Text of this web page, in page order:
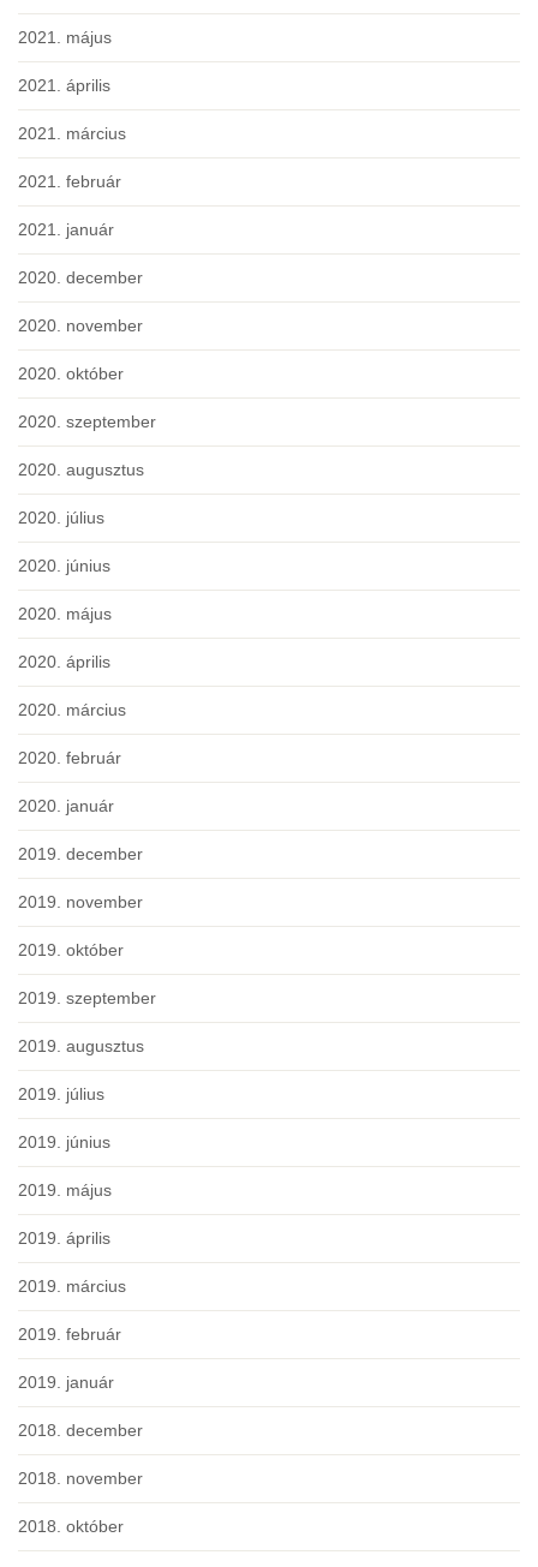
2021. május
2021. április
2021. március
2021. február
2021. január
2020. december
2020. november
2020. október
2020. szeptember
2020. augusztus
2020. július
2020. június
2020. május
2020. április
2020. március
2020. február
2020. január
2019. december
2019. november
2019. október
2019. szeptember
2019. augusztus
2019. július
2019. június
2019. május
2019. április
2019. március
2019. február
2019. január
2018. december
2018. november
2018. október